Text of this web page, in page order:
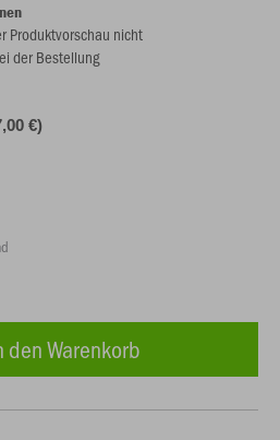
Produktvorschau nicht
der Bestellung
€)
den Warenkorb